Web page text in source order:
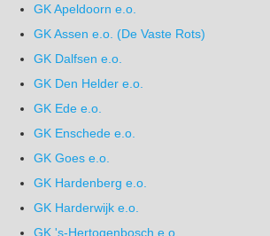
GK Apeldoorn e.o.
GK Assen e.o. (De Vaste Rots)
GK Dalfsen e.o.
GK Den Helder e.o.
GK Ede e.o.
GK Enschede e.o.
GK Goes e.o.
GK Hardenberg e.o.
GK Harderwijk e.o.
GK 's-Hertogenbosch e.o.